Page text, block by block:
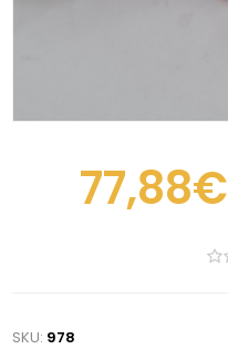
77,88€
SKU: 978